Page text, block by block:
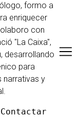
formo a
enriquecer
con
"La Caixa",
desarrollando
para
narrativas y
Contactar